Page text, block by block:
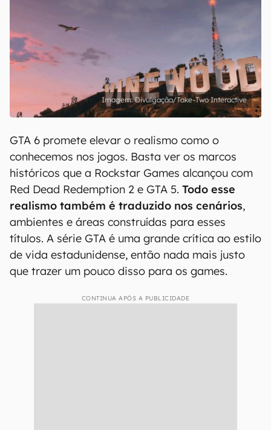
Divulgação/Take-Two Interactive
GTA 6 promete elevar o realismo como o
conhecemos nos jogos. Basta ver os marcos
históricos que a Rockstar Games alcançou com
Red Dead Redemption 2 e GTA 5. Todo esse
realismo também é traduzido nos cenários,
ambientes e áreas construídas para esses
títulos. A série GTA é uma grande crítica ao estilo
de vida estadunidense, então nada mais justo
que trazer um pouco disso para os games.
CONTINUA APÓS A PUBLICIDADE